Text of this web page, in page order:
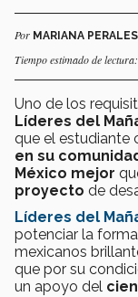
Por MARIANA
Tiempo estimado de
Uno de los
Líderes del
que el estudiante
en su
México mejor
proyecto de
Líderes del
potenciar la
mexicanos
que por su
un apoyo del